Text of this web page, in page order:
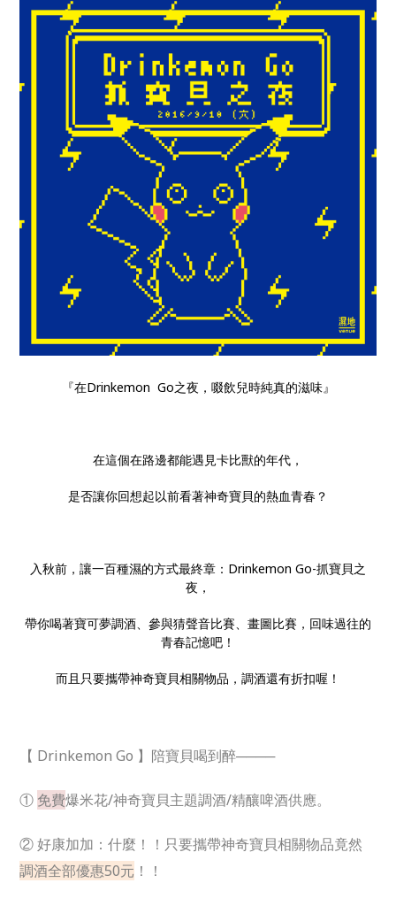
『在Drinkemon Go之夜，啜飲兒時純真的滋味』
在這個在路邊都能遇見卡比獸的年代，
是否讓你回想起以前看著神奇寶貝的熱血青春？
入秋前，讓一百種濕的方式最終章：Drinkemon Go-抓寶貝之
夜，
帶你喝著寶可夢調酒、參與猜聲音比賽、畫圖比賽，回味過往的
青春記憶吧！
而且只要攜帶神奇寶貝相關物品，調酒還有折扣喔！
【 Drinkemon Go 】陪寶貝喝到醉────
① 免費爆米花/神奇寶貝主題調酒/精釀啤酒供應。
② 好康加加：什麼！！只要攜帶神奇寶貝相關物品竟然
調酒全部優惠50元 ！！